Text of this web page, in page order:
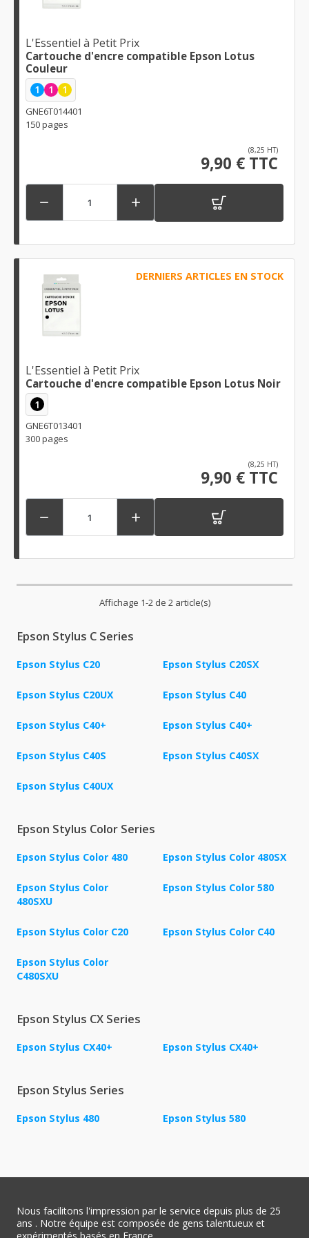
L'Essentiel à Petit Prix
Cartouche d'encre compatible Epson Lotus
Couleur
1 1 1
GNE6T014401
150 pages
(8,25 HT)
9,90 € TTC
 
DERNIERS ARTICLES EN STOCK
L'Essentiel à Petit Prix
Cartouche d'encre compatible Epson Lotus Noir
1
GNE6T013401
300 pages
(8,25 HT)
9,90 € TTC
 
Affichage 1-2 de 2 article(s)
Epson Stylus C Series
Epson Stylus C20 Epson Stylus C20SX
Epson Stylus C20UX Epson Stylus C40
Epson Stylus C40+ Epson Stylus C40+
Epson Stylus C40S Epson Stylus C40SX
Epson Stylus C40UX
Epson Stylus Color Series
Epson Stylus Color 480 Epson Stylus Color 480SX
Epson Stylus Color
480SXU
Epson Stylus Color 580
Epson Stylus Color C20 Epson Stylus Color C40
Epson Stylus Color
C480SXU
Epson Stylus CX Series
Epson Stylus CX40+ Epson Stylus CX40+
Epson Stylus Series
Epson Stylus 480 Epson Stylus 580
Nous facilitons l'impression par le service depuis plus de 25
ans . Notre équipe est composée de gens talentueux et